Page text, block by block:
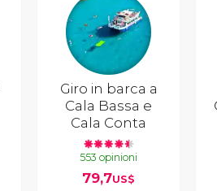
Giro in barca a
Cala Bassa e
Cala Conta
553 opinioni
79,7US$